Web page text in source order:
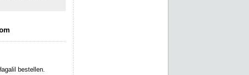
bestellen.